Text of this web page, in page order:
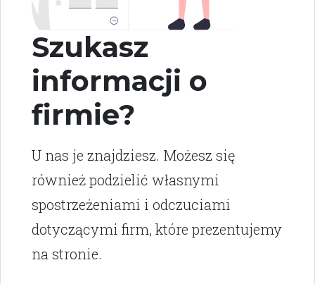
Szukasz
informacji o
firmie?
U nas je znajdziesz. Możesz się
również podzielić własnymi
spostrzeżeniami i odczuciami
dotyczącymi firm, które prezentujemy
na stronie.